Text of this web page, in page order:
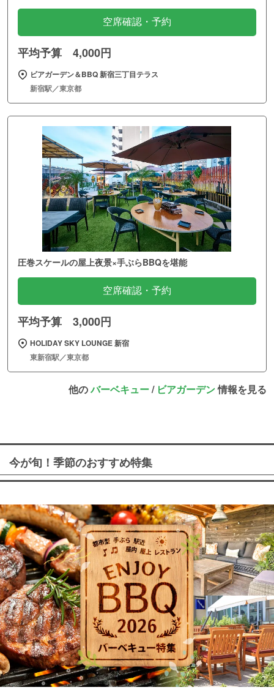
空席確認・予約
平均予算 4,000円
ビアガーデン＆BBQ 新宿三丁目テラス
新宿駅／東京都
圧巻スケールの屋上夜景×手ぶらBBQを堪能
空席確認・予約
平均予算 3,000円
HOLIDAY SKY LOUNGE 新宿
東新宿駅／東京都
他のバーベキュー/ ビアガーデン情報を見る
今が旬！季節のおすすめ特集